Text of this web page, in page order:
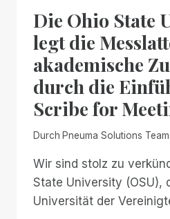
Die Ohio State
legt die
akademische
durch die
Scribe for
Durch Pneuma Solutions Team
Wir sind stolz zu
State University (OSU),
Universität der